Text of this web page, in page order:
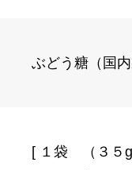
ぶどう糖（国
[ １袋 （３５